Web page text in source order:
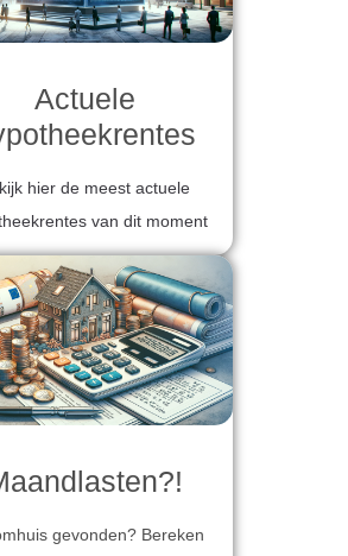
Actuele
hier de meest actuele
van dit moment
gevonden? Bereken